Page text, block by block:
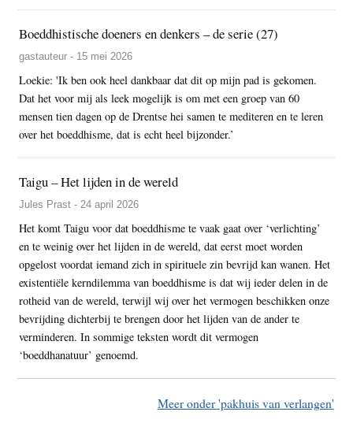
Boeddhistische doeners en denkers – de serie (27)
gastauteur - 15 mei 2026
Loekie: 'Ik ben ook heel dankbaar dat dit op mijn pad is gekomen.
Dat het voor mij als leek mogelijk is om met een groep van 60
mensen tien dagen op de Drentse hei samen te mediteren en te leren
over het boeddhisme, dat is echt heel bijzonder.’
Taigu – Het lijden in de wereld
Jules Prast - 24 april 2026
Het komt Taigu voor dat boeddhisme te vaak gaat over ‘verlichting’
en te weinig over het lijden in de wereld, dat eerst moet worden
opgelost voordat iemand zich in spirituele zin bevrijd kan wanen. Het
existentiële kerndilemma van boeddhisme is dat wij ieder delen in de
rotheid van de wereld, terwijl wij over het vermogen beschikken onze
bevrijding dichterbij te brengen door het lijden van de ander te
verminderen. In sommige teksten wordt dit vermogen
‘boeddhanatuur’ genoemd.
Meer onder 'pakhuis van verlangen'